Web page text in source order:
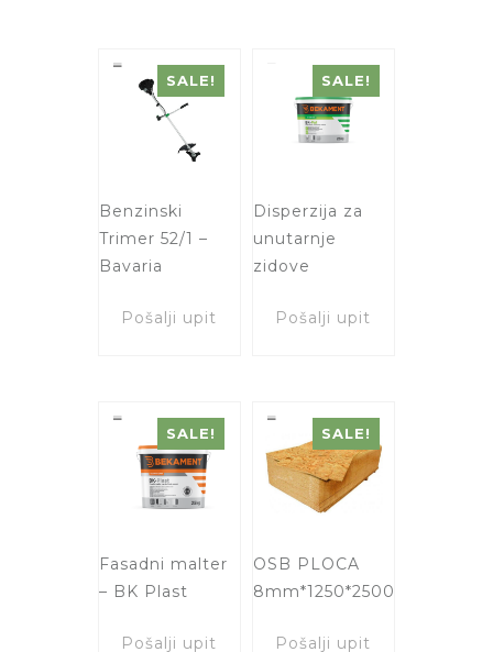
SALE!
Benzinski
Trimer 52/1 –
Bavaria
Pošalji upit
SALE!
Disperzija za
unutarnje
zidove
Pošalji upit
SALE!
Fasadni malter
– BK Plast
Pošalji upit
SALE!
OSB PLOCA
8mm*1250*2500
Pošalji upit